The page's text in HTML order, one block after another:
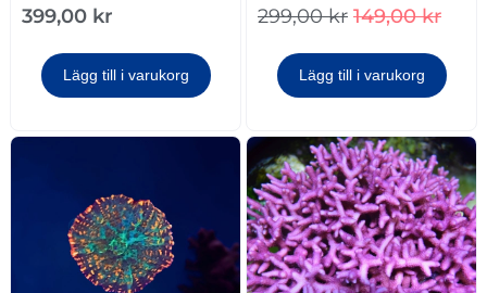
399,00 kr
Lägg till i varukorg
299,00kr 149,00kr
Lägg till i varukorg